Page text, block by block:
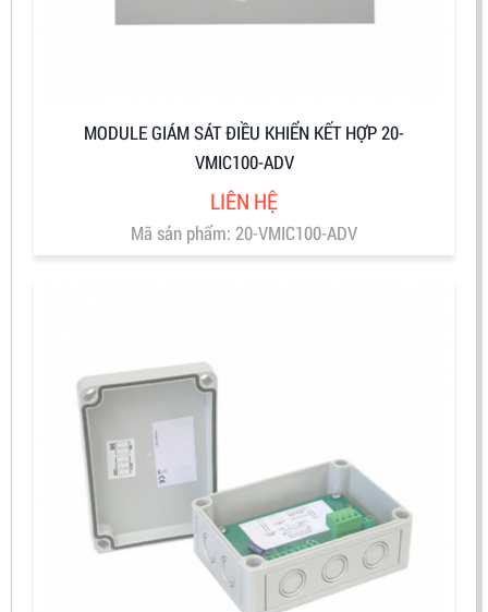
MODULE GIÁM SÁT ĐIỀU KHIỂN KẾT HỢP 20-
VMIC100-ADV
LIÊN HỆ
Mã sản phẩm: 20-VMIC100-ADV